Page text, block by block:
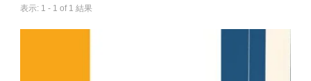
表示: 1 - 1 of 1 結果